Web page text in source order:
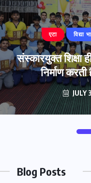
‘प्रज्ञा प्रवाह’
JULY
Blog Posts